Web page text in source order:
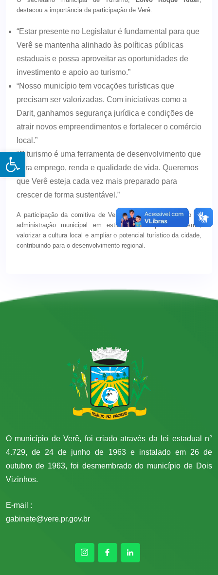
Open toolbar
destacou a importância da participação de Verê:
“Estar presente no Legislatur é fundamental para que
Verê se mantenha alinhado às políticas públicas
estaduais e possa aproveitar as oportunidades de
investimento e apoio ao turismo.”
“Nosso município tem vocações turísticas que
precisam ser valorizadas. Com iniciativas como a
Darit, ganhamos segurança jurídica e condições de
atrair novos empreendimentos e fortalecer o comércio
local.”
“O turismo é uma ferramenta de desenvolvimento que
gera emprego, renda e qualidade de vida. Queremos
que Verê esteja cada vez mais preparado para
crescer de forma sustentável.”
A participação da comitiva de Verê reforça o compromisso da
administração municipal em estimular o empreendedorismo,
valorizar a cultura local e ampliar o potencial turístico da cidade,
contribuindo para o desenvolvimento regional.
O município de Verê, foi criado através da lei estadual n°
4.729, de 24 de junho de 1963 e instalado em 26 de
outubro de 1963, foi desmembrado do município de Dois
Vizinhos.
E-mail :
gabinete@vere.pr.gov.br